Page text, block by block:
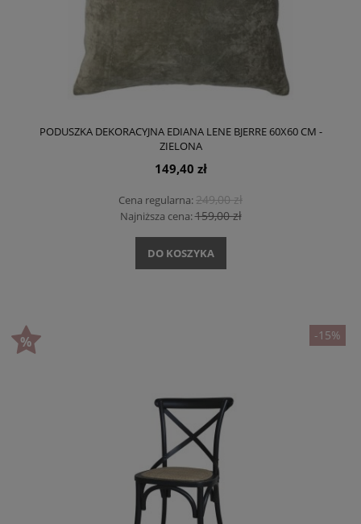
PODUSZKA DEKORACYJNA EDIANA LENE BJERRE 60X60 CM -
ZIELONA
149,40 zł
Cena regularna:249,00 zł
Najniższa cena:159,00 zł
DO KOSZYKA
-15%